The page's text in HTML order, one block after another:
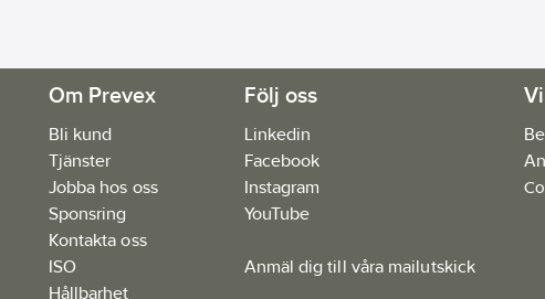
Om Prevex
Bli kund
Tjänster
Jobba hos oss
Sponsring
Kontakta oss
ISO
Hållbarhet
Följ oss
Linkedin
Facebook
Instagram
YouTube
Anmäl dig till våra mailutskick